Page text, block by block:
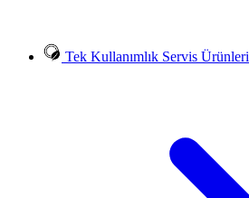
Tek Kullanımlık Servis Ürünleri